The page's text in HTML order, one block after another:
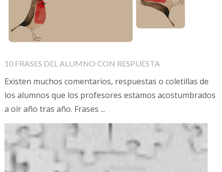
10 FRASES DEL ALUMNO CON RESPUESTA
Existen muchos comentarios, respuestas o coletillas de
los alumnos que los profesores estamos acostumbrados
a oír año tras año. Frases ...